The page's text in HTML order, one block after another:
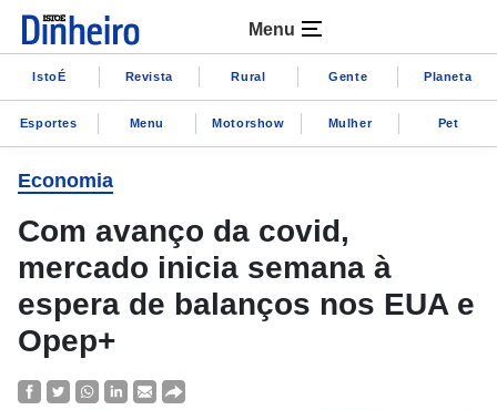
Menu
IstoÉ Revista Rural Gente Planeta
Esportes Menu Motorshow Mulher Pet
Economia
Com avanço da covid,
mercado inicia semana à
espera de balanços nos EUA e
Opep+